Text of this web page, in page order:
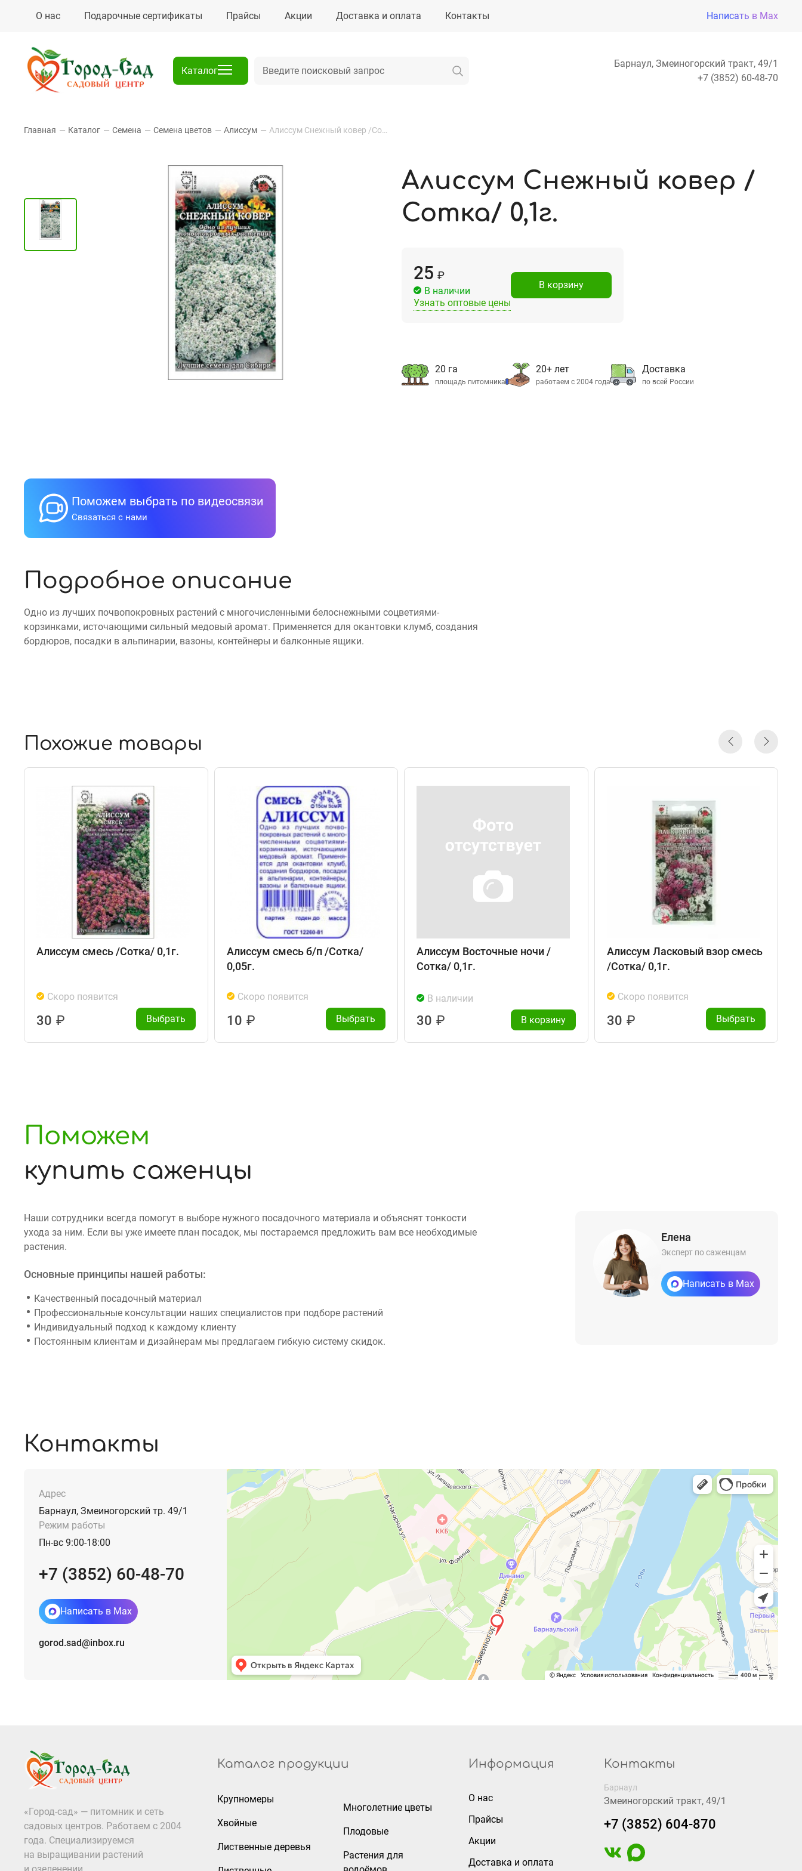
О нас Подарочные сертификаты Прайсы Акции Доставка и оплата Контакты Написать в Max
Каталог
Барнаул, Змеиногорский тракт, 49/1
+7 (3852) 60-48-70
Главная — Каталог — Семена — Семена цветов — Алиссум — Алиссум Снежный ковер /Сотка/ 0,1г.
Поможем выбрать по видеосвязи
Связаться с нами
Алиссум Снежный ковер /
Сотка/ 0,1г.
25 ₽
В наличии
Узнать оптовые цены
В корзину
20 га
площадь питомника
20+ лет
работаем с 2004 года
Доставка
по всей России
Подробное описание
Одно из лучших почвопокровных растений с многочисленными белоснежными соцветиями-
корзинками, источающими сильный медовый аромат. Применяется для окантовки клумб, создания
бордюров, посадки в альпинарии, вазоны, контейнеры и балконные ящики.
Похожие товары
Алиссум смесь /Сотка/ 0,1г.
Скоро появится
30 ₽ Выбрать
Алиссум смесь б/п /Сотка/
0,05г.
Скоро появится
10 ₽ Выбрать
Алиссум Восточные ночи /
Сотка/ 0,1г.
В наличии
30 ₽ В корзину
Алиссум Ласковый взор смесь
/Сотка/ 0,1г.
Скоро появится
30 ₽ Выбрать
Поможем
купить саженцы
Наши сотрудники всегда помогут в выборе нужного посадочного материала и объяснят тонкости
ухода за ним. Если вы уже имеете план посадок, мы постараемся предложить вам все необходимые
растения.
Основные принципы нашей работы:
Качественный посадочный материал
Профессиональные консультации наших специалистов при подборе растений
Индивидуальный подход к каждому клиенту
Постоянным клиентам и дизайнерам мы предлагаем гибкую систему скидок.
Елена
Эксперт по саженцам
Написать в Max
Контакты
Адрес
Барнаул, Змеиногорский тр. 49/1
Режим работы
Пн-вс 9:00-18:00
+7 (3852) 60-48-70
Написать в Max
gorod.sad@inbox.ru
«Город-сад» — питомник и сеть
садовых центров. Работаем с 2004
года. Специализируемся
на выращивании растений
Каталог продукции
Крупномеры
Хвойные
Лиственные деревья
Многолетние цветы
Плодовые
Растения для
Информация
О нас
Прайсы
Акции
Доставка и оплата
Контакты
Барнаул
Змеиногорский тракт, 49/1
+7 (3852) 604-870